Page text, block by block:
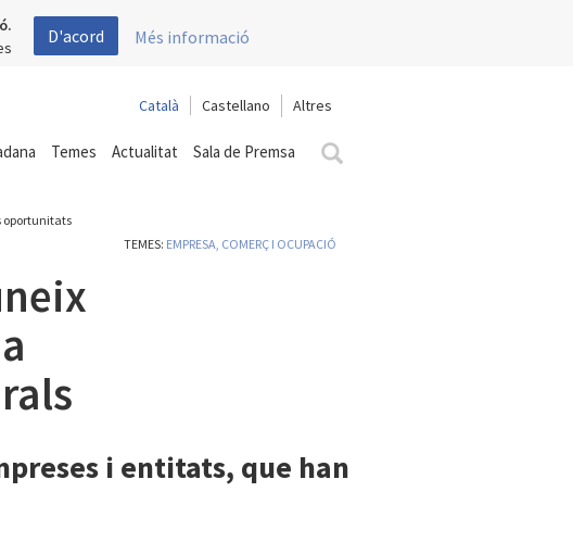
D'acord Més informació
Català Castellano
Temes Actualitat Sala de Premsa
oportunitats
TEMES: EMPRESA, COMERÇ I OCUPACIÓ
i entitats, que han